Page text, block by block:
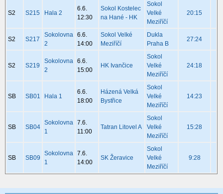
S2 S215 Hala 2
6.6.
12:30
Sokol Kostelec
na Hané - HK
Sokol
Velké
Meziříčí
20:15
S2 S217
Sokolovna
2
6.6.
14:00
Sokol Velké
Meziříčí
Dukla
Praha B
27:24
S2 S219
Sokolovna
2
6.6.
15:00
HK Ivančice
Sokol
Velké
Meziříčí
24:18
SB SB01 Hala 1
6.6.
18:00
Házená Velká
Bystřice
Sokol
Velké
Meziříčí
14:23
SB SB04
Sokolovna
1
7.6.
11:00
Tatran Litovel A
Sokol
Velké
Meziříčí
15:28
SB SB09
Sokolovna
1
7.6.
14:00
SK Žeravice
Sokol
Velké
Meziříčí
9:28